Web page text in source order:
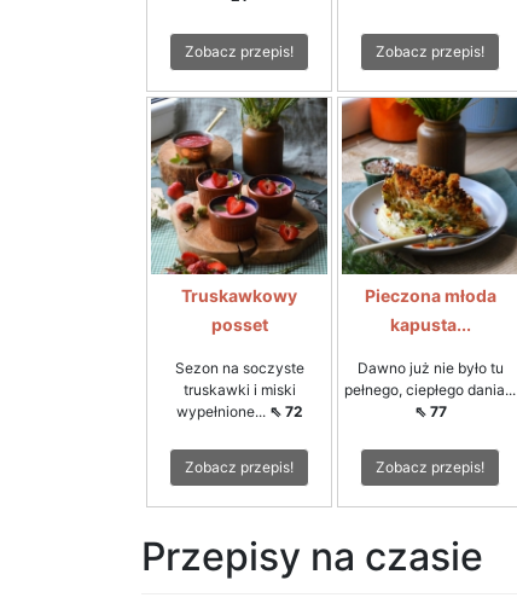
Zobacz przepis! Zobacz przepis!
Truskawkowy
posset
Sezon na soczyste
truskawki i miski
wypełnione... ⇖ 72
Zobacz przepis!
Pieczona młoda
kapusta...
Dawno już nie było tu
pełnego, ciepłego dania...
⇖ 77
Zobacz przepis!
Przepisy na czasie